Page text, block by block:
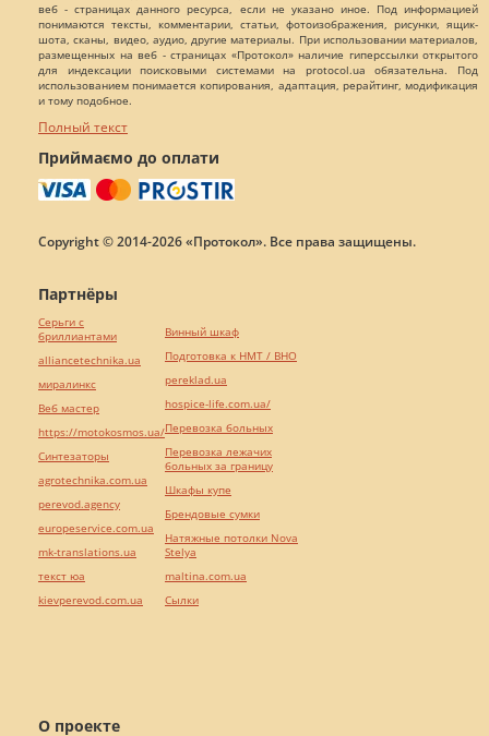
веб - страницах данного ресурса, если не указано иное. Под информацией
понимаются тексты, комментарии, статьи, фотоизображения, рисунки, ящик-
шота, сканы, видео, аудио, другие материалы. При использовании материалов,
размещенных на веб - страницах «Протокол» наличие гиперссылки открытого
для индексации поисковыми системами на protocol.ua обязательна. Под
использованием понимается копирования, адаптация, рерайтинг, модификация
и тому подобное.
Полный текст
Приймаємо до оплати
Copyright © 2014-2026 «Протокол». Все права защищены.
О проекте
Партнёры
Серьги с
бриллиантами
alliancetechnika.ua
миралинкс
Веб мастер
https://motokosmos.ua/
Синтезаторы
agrotechnika.com.ua
perevod.agency
europeservice.com.ua
mk-translations.ua
текст юа
kievperevod.com.ua
Винный шкаф
Подготовка к НМТ / ВНО
pereklad.ua
hospice-life.com.ua/
Перевозка больных
Перевозка лежачих
больных за границу
Шкафы купе
Брендовые сумки
Натяжные потолки Nova
Stelya
maltina.com.ua
Cылки